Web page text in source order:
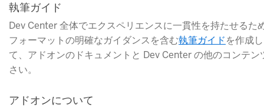
執筆ガイド
Dev Center 全体でエクスペリエンスに一貫性を持たせる
フォーマットの明確なガイダンスを含む執筆ガイドを作成
て、アドオンのドキュメントと Dev Center の他のコンテ
さい。
アドオンについて